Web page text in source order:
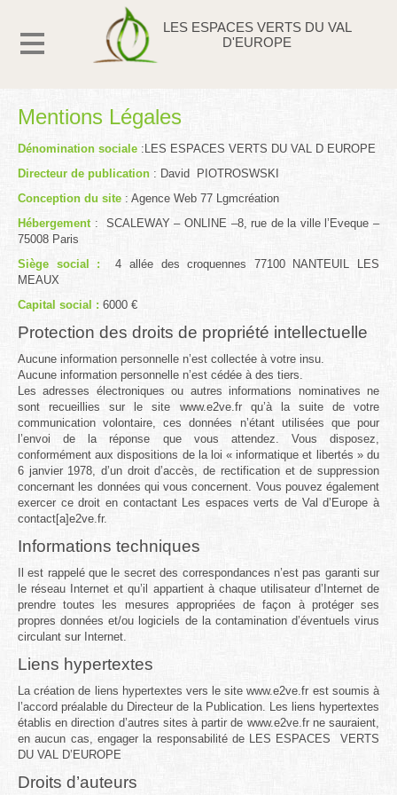
LES ESPACES VERTS DU VAL
D'EUROPE
Mentions Légales
Dénomination sociale :LES ESPACES VERTS DU VAL D EUROPE
Directeur de publication : David PIOTROSWSKI
Conception du site : Agence Web 77 Lgmcréation
Hébergement: SCALEWAY – ONLINE –8, rue de la ville l’Eveque –
75008 Paris
Siège social :4 allée des croquennes 77100 NANTEUIL LES
MEAUX
Capital social : 6000 €
Protection des droits de propriété intellectuelle
Aucune information personnelle n’est collectée à votre insu.
Aucune information personnelle n’est cédée à des tiers.
Les adresses électroniques ou autres informations nominatives ne
sont recueillies sur le site www.e2ve.fr qu’à la suite de votre
communication volontaire, ces données n’étant utilisées que pour
l’envoi de la réponse que vous attendez. Vous disposez,
conformément aux dispositions de la loi « informatique et libertés » du
6 janvier 1978, d’un droit d’accès, de rectification et de suppression
concernant les données qui vous concernent. Vous pouvez également
exercer ce droit en contactant Les espaces verts de Val d’Europe à
contact[a]e2ve.fr.
Informations techniques
Il est rappelé que le secret des correspondances n’est pas garanti sur
le réseau Internet et qu’il appartient à chaque utilisateur d’Internet de
prendre toutes les mesures appropriées de façon à protéger ses
propres données et/ou logiciels de la contamination d’éventuels virus
circulant sur Internet.
Liens hypertextes
La création de liens hypertextes vers le sitewww.e2ve.fr est soumis à
l’accord préalable du Directeur de la Publication. Les liens hypertextes
établis en direction d’autres sites à partir de www.e2ve.frne sauraient,
en aucun cas, engager la responsabilité de LES ESPACES VERTS
DU VAL D’EUROPE
Droits d’auteurs
4 Allée des croquennes
77100 NANTEUIL LES MEAUX
Tél : 06.80.62.70.16
Paysagiste Esbly
Paysagiste Ferrière-en-Brie
Paysagiste Magny le Hongre
Paysagiste Mareuil-les-meaux
Paysagiste Quincy-voisins